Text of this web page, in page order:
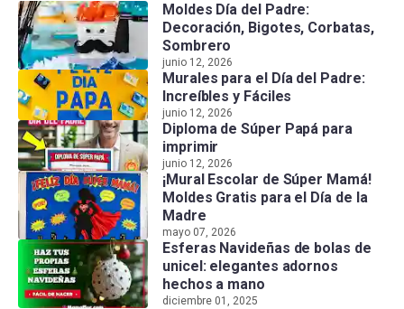
Moldes Día del Padre:
Decoración, Bigotes, Corbatas,
Sombrero
junio 12, 2026
Murales para el Día del Padre:
Increíbles y Fáciles
junio 12, 2026
Diploma de Súper Papá para
imprimir
junio 12, 2026
¡Mural Escolar de Súper Mamá!
Moldes Gratis para el Día de la
Madre
mayo 07, 2026
Esferas Navideñas de bolas de
unicel: elegantes adornos
hechos a mano
diciembre 01, 2025